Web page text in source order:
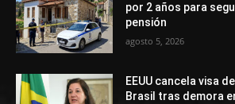
por 2 años para
pensión
agosto 5, 2026
EEUU cancela visa
Brasil tras demora